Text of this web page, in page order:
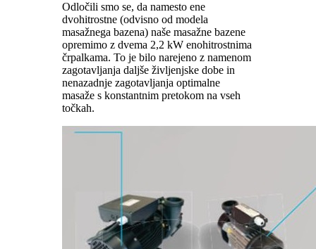
Odločili smo se, da namesto ene
dvohitrostne (odvisno od modela
masažnega bazena) naše masažne bazene
opremimo z dvema 2,2 kW enohitrostnima
črpalkama. To je bilo narejeno z namenom
zagotavljanja daljše življenjske dobe in
nenazadnje zagotavljanja optimalne
masaže s konstantnim pretokom na vseh
točkah.